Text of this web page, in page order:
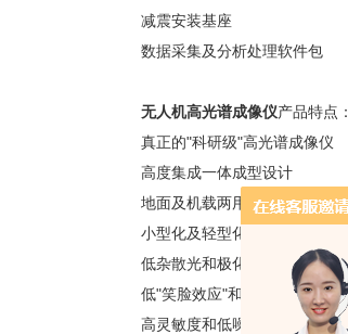
减震安装基座
数据采集及分析处理软件包
无人机高光谱成像仪产品特点：
真正的"科研级"高光谱成像仪
高度集成一体成型设计
地面及机载两用
小型化及轻型化
低杂散光和极化相关性
低"笑脸效应"和"梯形畸变效应"
高灵敏度和低噪声